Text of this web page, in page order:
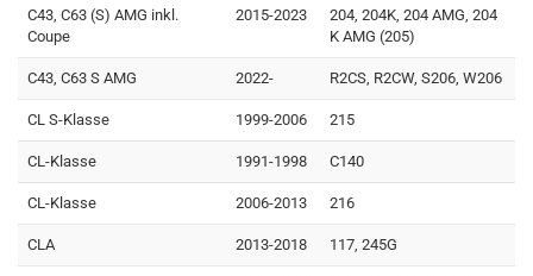
C43, C63 (S) AMG inkl.
Coupe
2015-2023
204, 204K, 204 AMG, 204
K AMG (205)
C43, C63 S AMG 2022- R2CS, R2CW, S206, W206
CL S-Klasse 1999-2006 215
CL-Klasse 1991-1998 C140
CL-Klasse 2006-2013 216
CLA 2013-2018 117, 245G